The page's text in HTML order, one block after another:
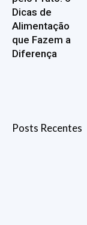
Dicas de
Alimentação
que Fazem a
Diferença
Posts Recentes